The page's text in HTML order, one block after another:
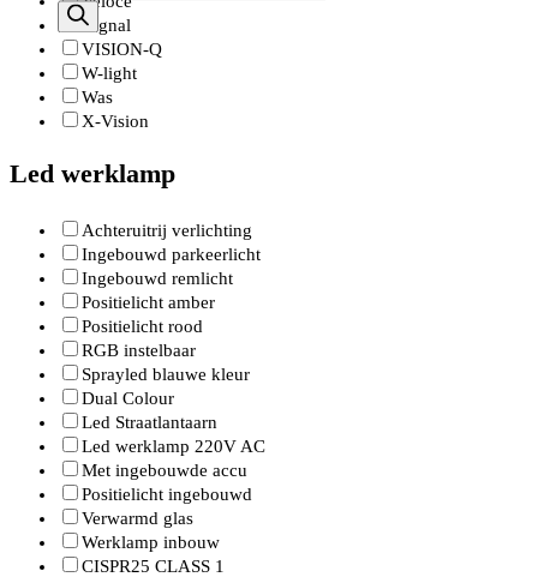
zoeken
Vignal
VISION-Q
W-light
Was
X-Vision
Led werklamp
Achteruitrij verlichting
Ingebouwd parkeerlicht
Ingebouwd remlicht
Positielicht amber
Positielicht rood
RGB instelbaar
Sprayled blauwe kleur
Dual Colour
Led Straatlantaarn
Led werklamp 220V AC
Met ingebouwde accu
Positielicht ingebouwd
Verwarmd glas
Werklamp inbouw
CISPR25 CLASS 1